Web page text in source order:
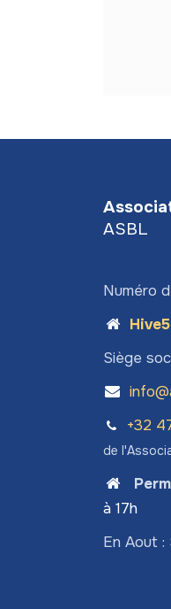
ASBL
Numéro
Hive5
Siège
+32
de
à 17h
En Aout :